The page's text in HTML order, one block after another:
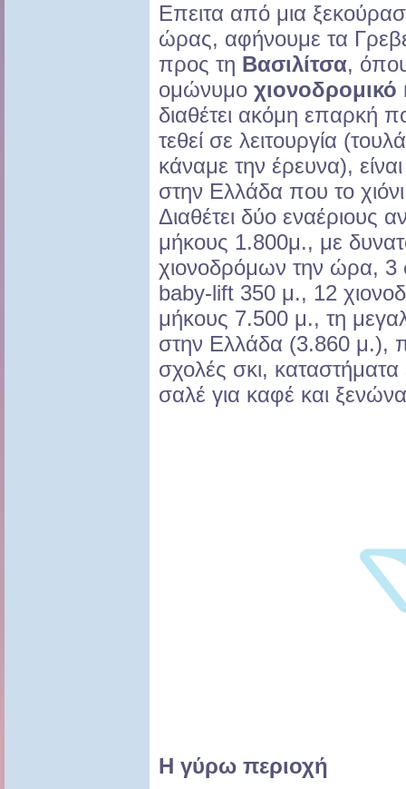
Επειτα από μια
ώρας, αφήνουμε τα
προς τη Βασιλίτσα,
ομώνυμο χιονοδρομικό
διαθέτει ακόμη επαρκή
τεθεί σε λειτουργία
κάναμε την έρευνα),
στην Ελλάδα που το
Διαθέτει δύο εναέριους
μήκους 1.800μ., με
χιονοδρόμων την ώρα, 3
baby-lift 350 μ., 12
μήκους 7.500 μ., τη
στην Ελλάδα (3.860 μ.),
σχολές σκι, καταστήματα
σαλέ για καφέ και
Η γύρω περιοχή